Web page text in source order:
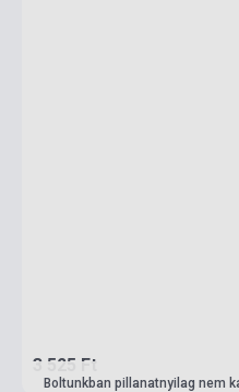
3 525 Ft
Boltunkban pillanatnyilag nem